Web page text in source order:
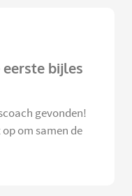
bijles
gevonden!
om samen de